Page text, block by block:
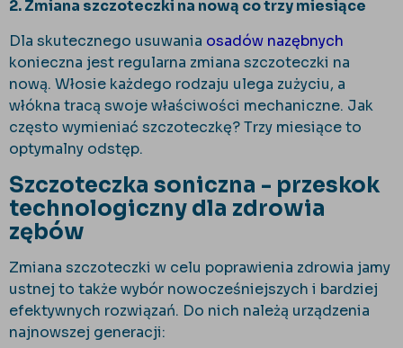
2. Zmiana szczoteczki na nową co trzy miesiące
Dla skutecznego usuwania osadów nazębnych
konieczna jest regularna zmiana szczoteczki na
nową. Włosie każdego rodzaju ulega zużyciu, a
włókna tracą swoje właściwości mechaniczne. Jak
często wymieniać szczoteczkę? Trzy miesiące to
optymalny odstęp.
Szczoteczka soniczna - przeskok
technologiczny dla zdrowia
zębów
Zmiana szczoteczki w celu poprawienia zdrowia jamy
ustnej to także wybór nowocześniejszych i bardziej
efektywnych rozwiązań. Do nich należą urządzenia
najnowszej generacji: